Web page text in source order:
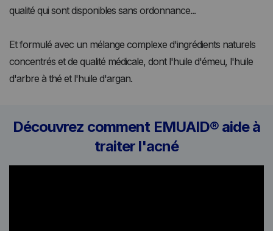
qualité qui sont disponibles sans ordonnance...
Et formulé avec un mélange complexe d'ingrédients naturels
concentrés et de qualité médicale, dont l'huile d'émeu, l'huile
d'arbre à thé et l'huile d'argan.
Découvrez comment EMUAID® aide à
traiter l'acné